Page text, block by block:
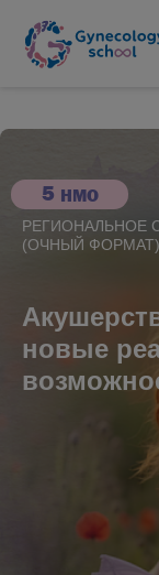
РЕГИОНАЛЬНОЕ
(ОЧНЫЙ ФОРМАТ)
5 НМО
новые